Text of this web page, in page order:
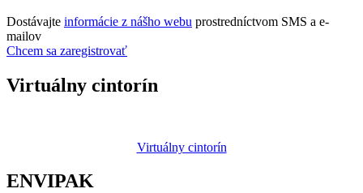
Dostávajte informácie z nášho webu prostredníctvom SMS a e-
mailov
Chcem sa zaregistrovať
Virtuálny cintorín
Virtuálny cintorín
ENVIPAK